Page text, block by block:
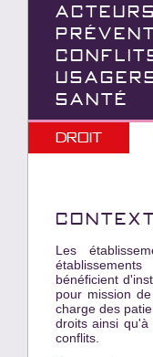
SANTÉ
Droit
Les
bénéficient
pour mission
charge des
droits ainsi
conflits.